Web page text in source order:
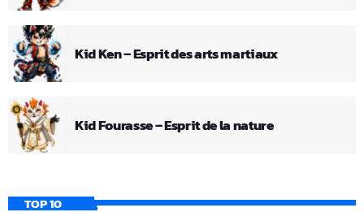
Kid Ken – Esprit des arts martiaux
Kid Fourasse – Esprit de la nature
TOP 10